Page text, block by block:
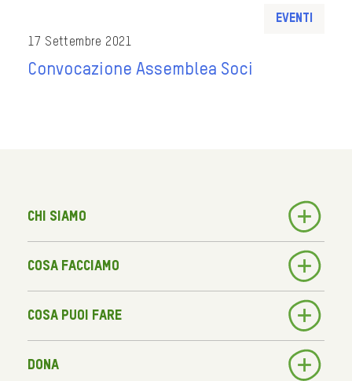
Eventi
17 Settembre 2021
Convocazione Assemblea Soci
Chi siamo
Cosa facciamo
Cosa puoi fare
Dona